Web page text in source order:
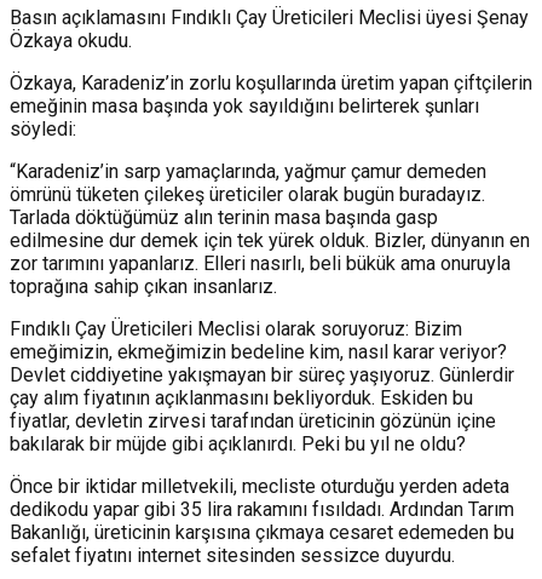
Basın açıklamasını Fındıklı Çay Üreticileri Meclisi üyesi Şenay
Özkaya okudu.
Özkaya, Karadeniz’in zorlu koşullarında üretim yapan çiftçilerin
emeğinin masa başında yok sayıldığını belirterek şunları
söyledi:
“Karadeniz’in sarp yamaçlarında, yağmur çamur demeden
ömrünü tüketen çilekeş üreticiler olarak bugün buradayız.
Tarlada döktüğümüz alın terinin masa başında gasp
edilmesine dur demek için tek yürek olduk. Bizler, dünyanın en
zor tarımını yapanlarız. Elleri nasırlı, beli bükük ama onuruyla
toprağına sahip çıkan insanlarız.
Fındıklı Çay Üreticileri Meclisi olarak soruyoruz: Bizim
emeğimizin, ekmeğimizin bedeline kim, nasıl karar veriyor?
Devlet ciddiyetine yakışmayan bir süreç yaşıyoruz. Günlerdir
çay alım fiyatının açıklanmasını bekliyorduk. Eskiden bu
fiyatlar, devletin zirvesi tarafından üreticinin gözünün içine
bakılarak bir müjde gibi açıklanırdı. Peki bu yıl ne oldu?
Önce bir iktidar milletvekili, mecliste oturduğu yerden adeta
dedikodu yapar gibi 35 lira rakamını fısıldadı. Ardından Tarım
Bakanlığı, üreticinin karşısına çıkmaya cesaret edemeden bu
sefalet fiyatını internet sitesinden sessizce duyurdu.